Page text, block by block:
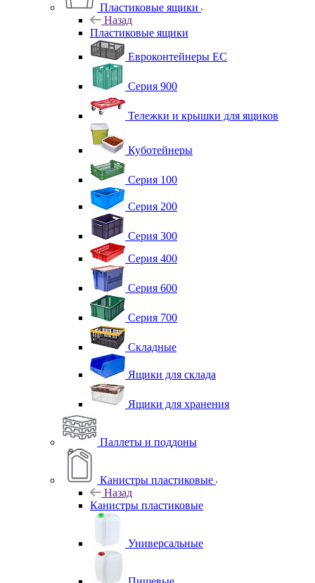
Пластиковые ящики
Назад
Пластиковые ящики
Евроконтейнеры ЕС
Серия 900
Тележки и крышки для ящиков
Куботейнеры
Серия 100
Серия 200
Серия 300
Серия 400
Серия 600
Серия 700
Складные
Ящики для склада
Ящики для хранения
Паллеты и поддоны
Канистры пластиковые
Назад
Канистры пластиковые
Универсальные